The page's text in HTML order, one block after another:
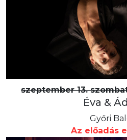
szeptember 13.
Éva &
Győri
Az előadás